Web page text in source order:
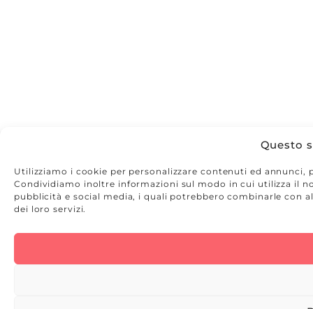
Questo
Utilizziamo i cookie per personalizzare contenuti ed
Condividiamo inoltre informazioni sul modo in cui utilizza il
pubblicità e social media, i quali potrebbero combinarle con
dei loro servizi.